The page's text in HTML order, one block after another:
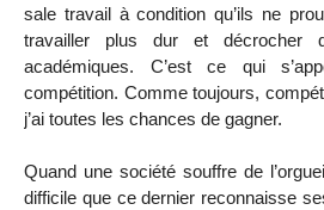
sale travail à condition qu’ils ne
travailler plus dur et décrocher
académiques. C’est ce qui
compétition. Comme toujours,
j’ai toutes les chances de gagner.
Quand une société souffre de
difficile que ce dernier reconnaisse